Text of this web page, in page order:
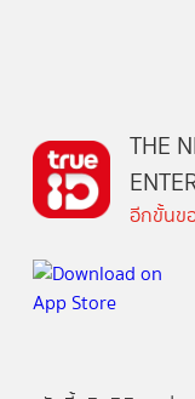
THE
อีกขั้นข